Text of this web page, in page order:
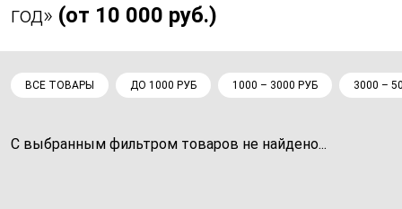
год» (от 10 000 руб.)
ВСЕ ТОВАРЫ ДО 1000 РУБ 1000 – 3000 РУБ 3000 –
С выбранным фильтром товаров не найдено...